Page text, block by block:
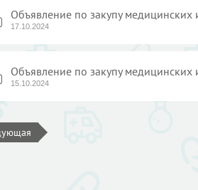
Объявление по закупу медицинских
17.10.2024
Объявление по закупу
15.10.2024